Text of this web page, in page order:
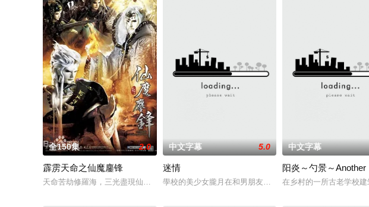
全150集 2.0
霹雳天命之仙魔鏖锋
天命苦劫修羅海，三光盡現仙門在，仙魔鏖鋒戰雲開，邪心魔佛見如來。昔日精幽大戰，幽界
中文字幕 5.0
迷情
學校的美少女朧月在和男朋友幽會時，被兩個流氓糾纏，
中文字幕
阳炎～勺景～Another
在乡村的一所古老学校